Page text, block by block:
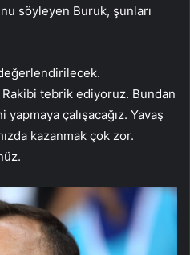
söyleyen Buruk, şunları
tebrik ediyoruz. Bundan
çalışacağız. Yavaş
kazanmak çok zor.